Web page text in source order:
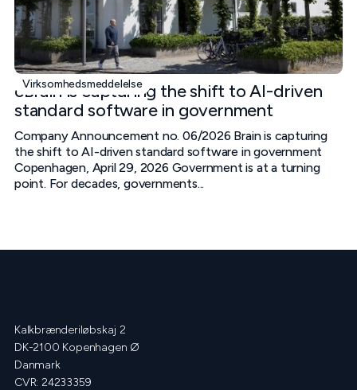
Virksomhedsmeddelelse
cBrain is capturing the shift to AI-driven
standard software in government
Company Announcement no. 06/2026 Brain is capturing
the shift to AI-driven standard software in government
Copenhagen, April 29, 2026 Government is at a turning
point. For decades, governments...
Kalkbrænderiløbskaj 2
DK-2100 Kopenhagen Ø
Danmark
CVR: 24233359